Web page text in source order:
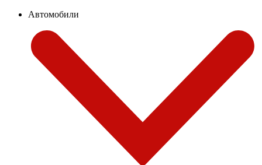
Автомобили